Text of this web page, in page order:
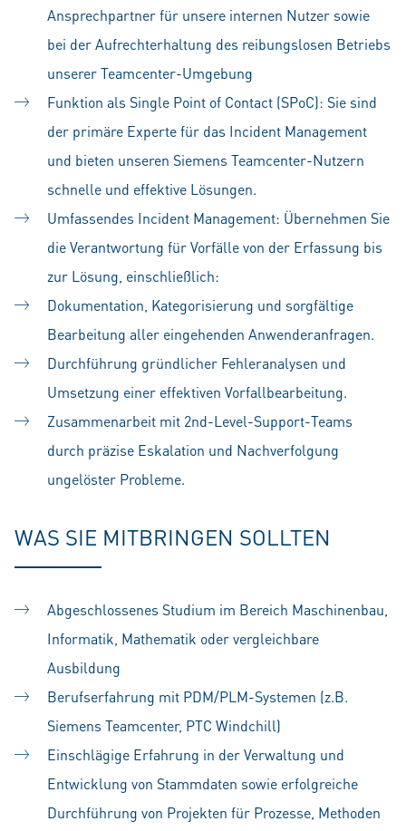
Ansprechpartner für unsere internen Nutzer sowie
bei der Aufrechterhaltung des reibungslosen Betriebs
unserer Teamcenter-Umgebung
Funktion als Single Point of Contact (SPoC): Sie sind
der primäre Experte für das Incident Management
und bieten unseren Siemens Teamcenter-Nutzern
schnelle und effektive Lösungen.
Umfassendes Incident Management: Übernehmen Sie
die Verantwortung für Vorfälle von der Erfassung bis
zur Lösung, einschließlich:
Dokumentation, Kategorisierung und sorgfältige
Bearbeitung aller eingehenden Anwenderanfragen.
Durchführung gründlicher Fehleranalysen und
Umsetzung einer effektiven Vorfallbearbeitung.
Zusammenarbeit mit 2nd-Level-Support-Teams
durch präzise Eskalation und Nachverfolgung
ungelöster Probleme.
WAS SIE MITBRINGEN SOLLTEN
Abgeschlossenes Studium im Bereich Maschinenbau,
Informatik, Mathematik oder vergleichbare
Ausbildung
Berufserfahrung mit PDM/PLM-Systemen (z.B.
Siemens Teamcenter, PTC Windchill)
Einschlägige Erfahrung in der Verwaltung und
Entwicklung von Stammdaten sowie erfolgreiche
Durchführung von Projekten für Prozesse, Methoden